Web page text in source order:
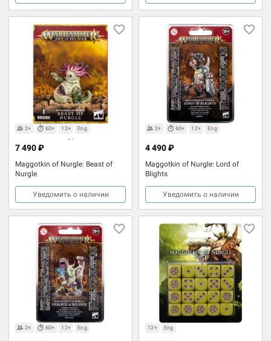
2+ 60+ 12+ Eng
Maggotkin of Nurgle: Beast of
Nurgle
7 490 ₽
Уведомить о наличии
2+ 60+ 12+ Eng
Maggotkin of Nurgle: Lord of
Blights
4 490 ₽
Уведомить о наличии
2+ 60+ 12+ Eng 12+ Eng